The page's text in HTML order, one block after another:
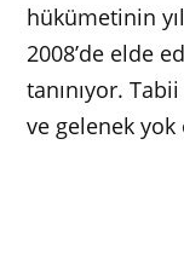
hükümetinin
2008’de elde
tanınıyor.
ve gelenek